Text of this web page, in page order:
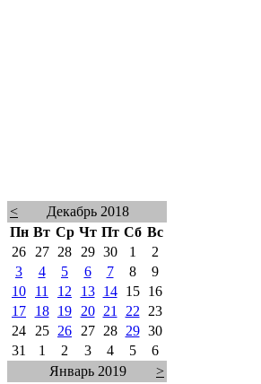
<
Декабрь 2018
Пн Вт Ср Чт Пт Сб Вс
26
27 28 29 30 1
2
3
4 5 6 7 8
9
10
11 12 13 14 15
16
17
18 19 20 21 22
23
24
25 26 27 28 29 30
31
1 2 3 4 5
6
Январь 2019
>